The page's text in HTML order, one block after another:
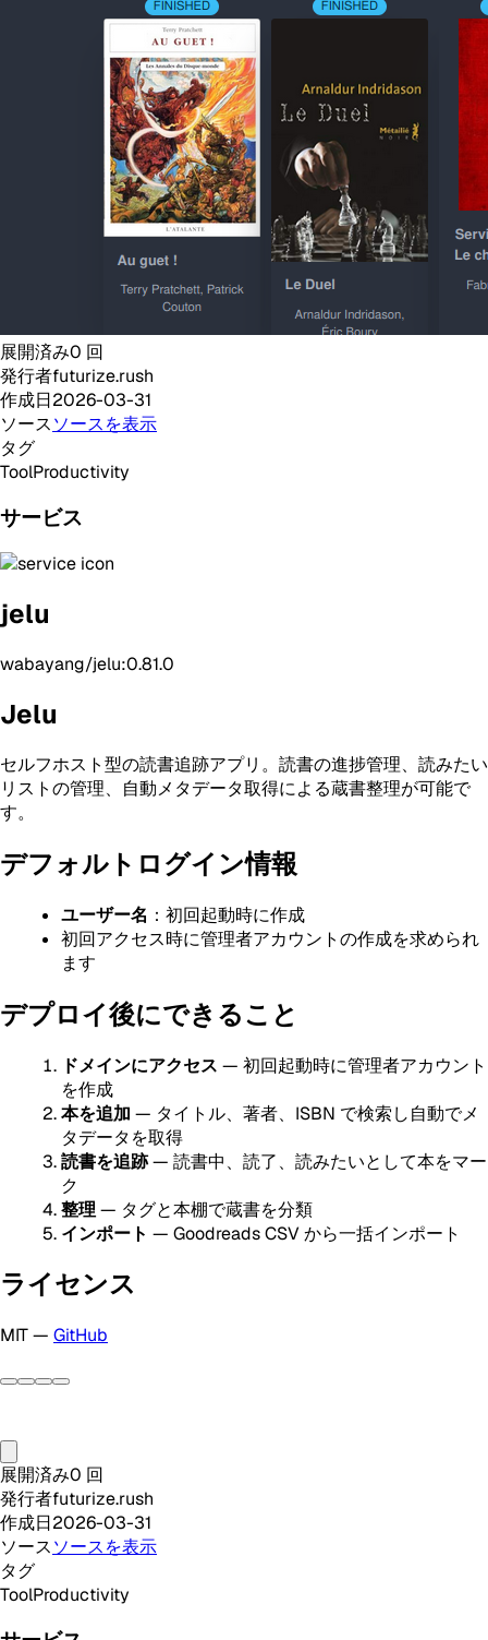
展開済み0 回
発行者futurize.rush
作成日2026-03-31
ソースソースを表示
タグ
ToolProductivity
サービス
jelu
wabayang/jelu:0.81.0
Jelu
セルフホスト型の読書追跡アプリ。読書の進捗管理、読みたい
リストの管理、自動メタデータ取得による蔵書整理が可能で
す。
デフォルトログイン情報
ユーザー名 ：初回起動時に作成
初回アクセス時に管理者アカウントの作成を求められ
ます
デプロイ後にできること
ドメインにアクセス — 初回起動時に管理者アカウント
を作成
本を追加 — タイトル、著者、ISBN で検索し自動でメ
タデータを取得
読書を追跡— 読書中、読了、読みたいとして本をマー
ク
整理 — タグと本棚で蔵書を分類
インポート — Goodreads CSV から一括インポート
ライセンス
MIT — GitHub
展開済み0 回
発行者futurize.rush
作成日2026-03-31
ソースソースを表示
タグ
ToolProductivity